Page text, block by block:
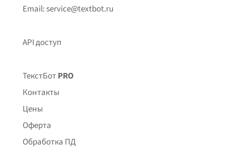
Email: service@textbot.ru
API доступ
ТекстБотPRO
Контакты
Цены
Оферта
Обработка ПД